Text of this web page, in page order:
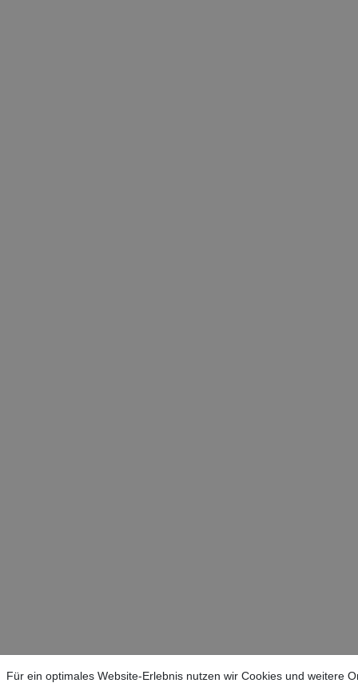
Für ein optimales Website-Erlebnis nutzen wir Cookies und weitere